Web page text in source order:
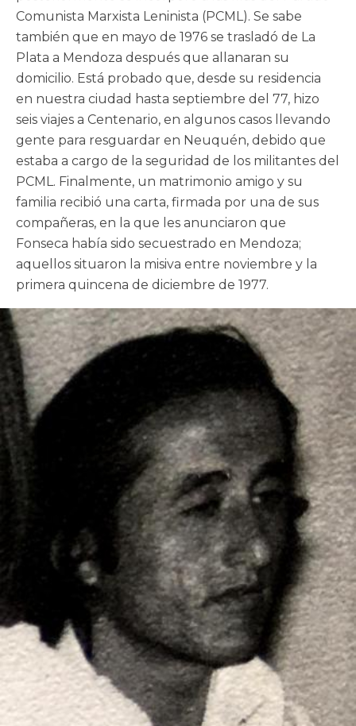
Comunista Marxista Leninista (PCML). Se sabe
también que en mayo de 1976 se trasladó de La
Plata a Mendoza después que allanaran su
domicilio. Está probado que, desde su residencia
en nuestra ciudad hasta septiembre del 77, hizo
seis viajes a Centenario, en algunos casos llevando
gente para resguardar en Neuquén, debido que
estaba a cargo de la seguridad de los militantes del
PCML. Finalmente, un matrimonio amigo y su
familia recibió una carta, firmada por una de sus
compañeras, en la que les anunciaron que
Fonseca había sido secuestrado en Mendoza;
aquellos situaron la misiva entre noviembre y la
primera quincena de diciembre de 1977.